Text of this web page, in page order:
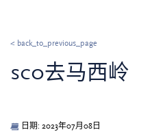
< back_to_previous_page
sco去马西岭
日期: 2023年07月08日